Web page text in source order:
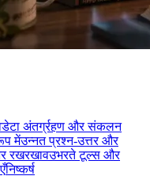
डेटा अंतर्ग्रहण और संकलन
मेंउन्नत प्रश्न-उत्तर और
रखरखावउभरते टूल्स और
निष्कर्ष